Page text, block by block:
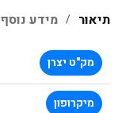
תיאור מידע נוסף
מק"ט יצרן
מיקרופון